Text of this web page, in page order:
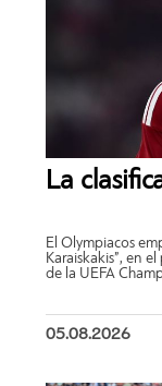
La
El Olympiacos
Karaiskakis”, en
de la UEFA
05.08.2026